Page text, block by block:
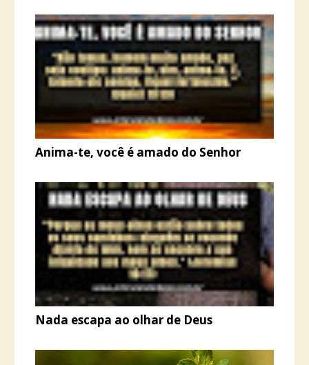
Anima-te, você é amado do Senhor
Nada escapa ao olhar de Deus